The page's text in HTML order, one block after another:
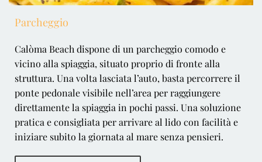
Parcheggio
Calòma Beach dispone di un parcheggio comodo e
vicino alla spiaggia, situato proprio di fronte alla
struttura. Una volta lasciata l’auto, basta percorrere il
ponte pedonale visibile nell’area per raggiungere
direttamente la spiaggia in pochi passi. Una soluzione
pratica e consigliata per arrivare al lido con facilità e
iniziare subito la giornata al mare senza pensieri.